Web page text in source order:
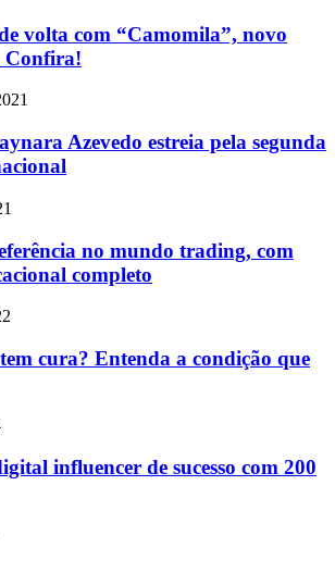
volta com “Camomila”, novo
Confira!
Azevedo estreia pela segunda
no mundo trading, com
completo
cura? Entenda a condição que
influencer de sucesso com 200